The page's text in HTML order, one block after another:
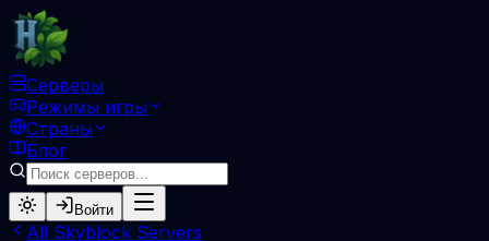
Серверы
Режимы игры
Страны
Блог
Войти
All Skyblock Servers